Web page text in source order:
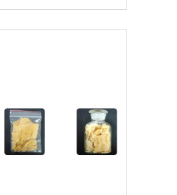
покрытия